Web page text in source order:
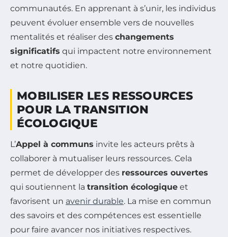
communautés. En apprenant à s’unir, les individus
peuvent évoluer ensemble vers de nouvelles
mentalités et réaliser des changements
significatifs qui impactent notre environnement
et notre quotidien.
MOBILISER LES RESSOURCES
POUR LA TRANSITION
ÉCOLOGIQUE
L’Appel à communs invite les acteurs prêts à
collaborer à mutualiser leurs ressources. Cela
permet de développer des ressources ouvertes
qui soutiennent la transition écologique et
favorisent un avenir durable. La mise en commun
des savoirs et des compétences est essentielle
pour faire avancer nos initiatives respectives.